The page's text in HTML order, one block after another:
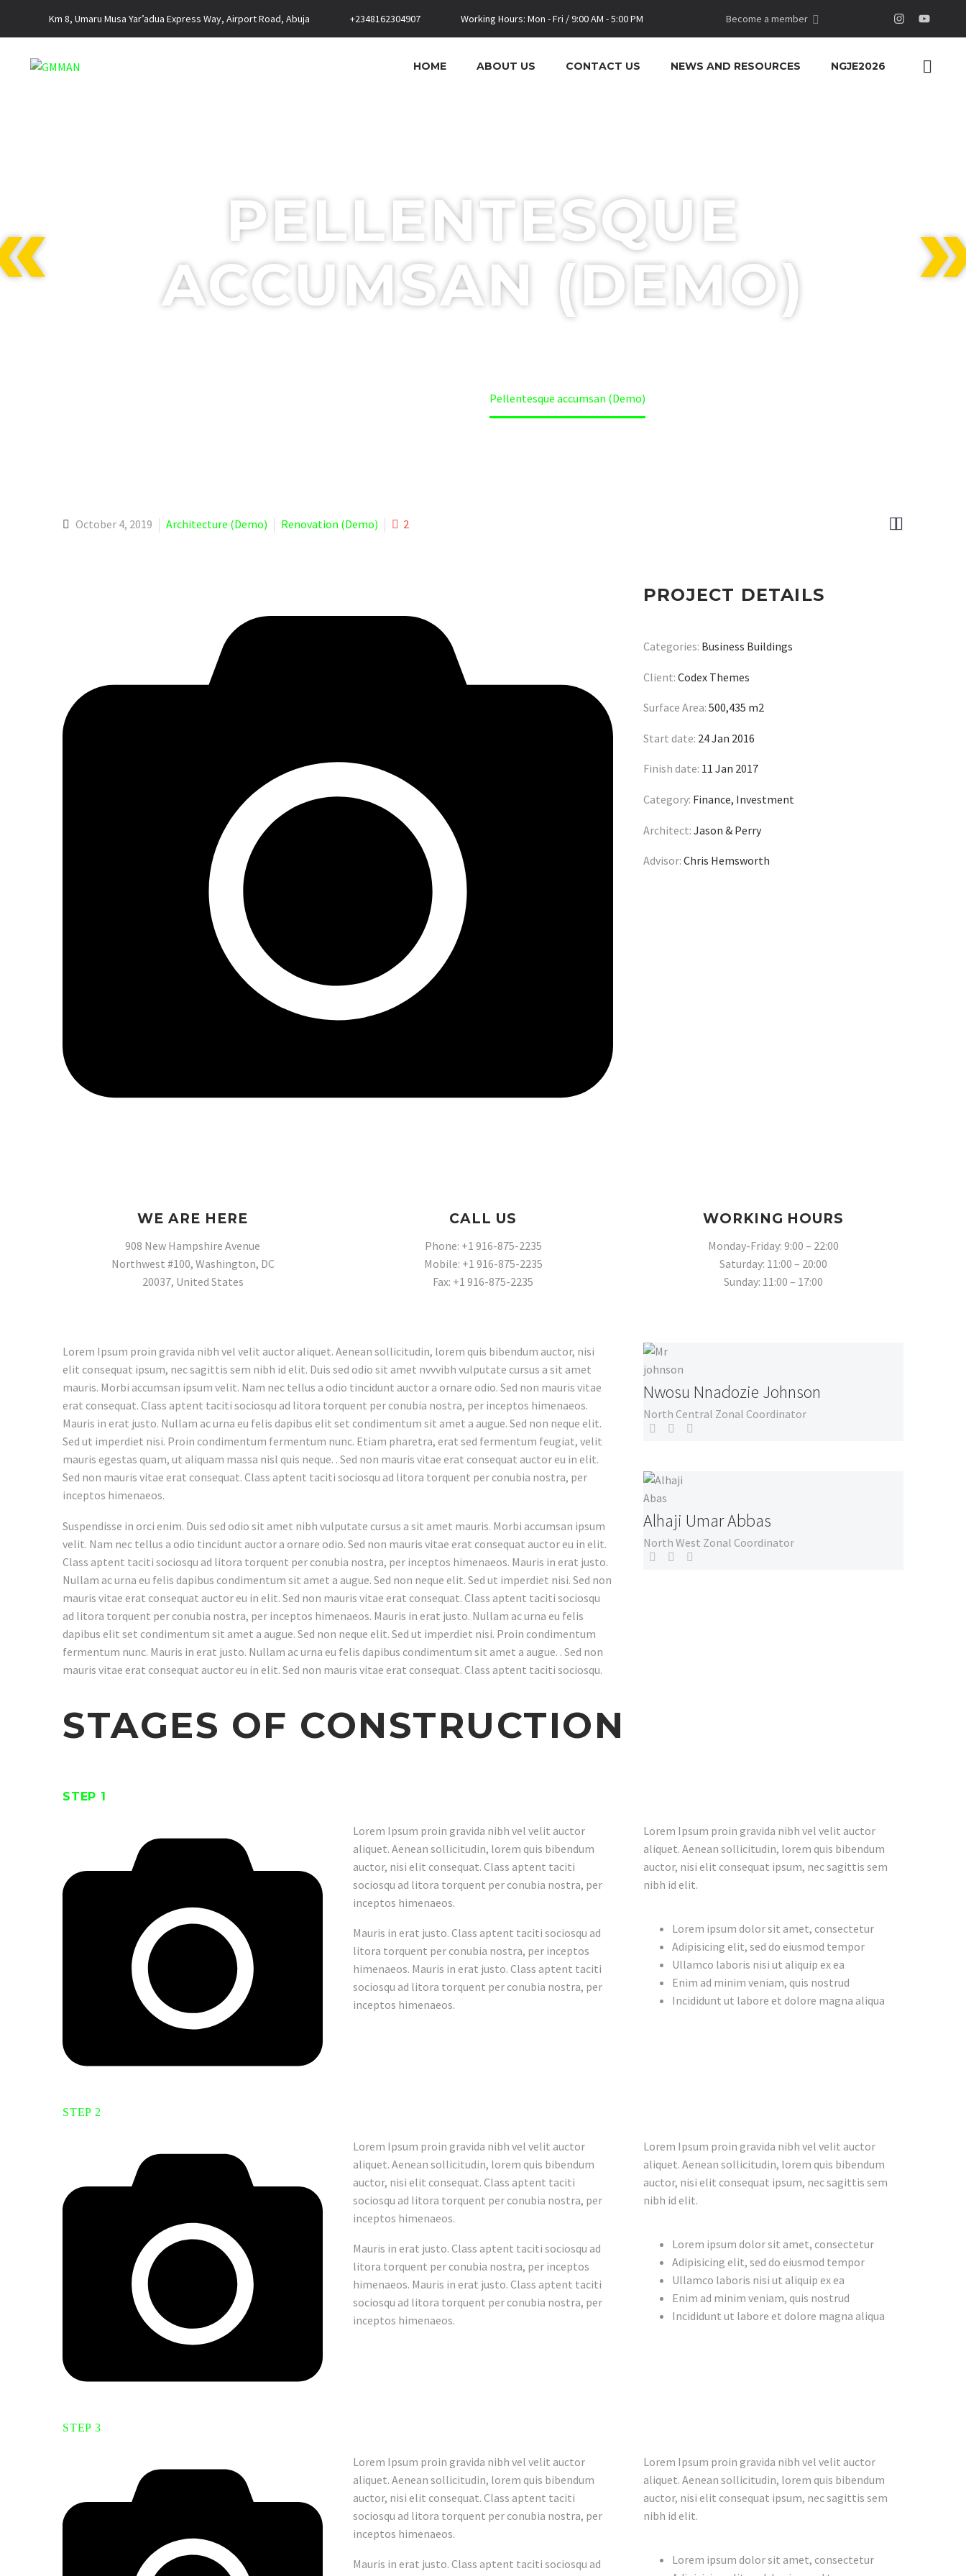
Km 8, Umaru Musa Yar’adua Express Way, Airport Road, Abuja +2348162304907 Working Hours: Mon - Fri / 9:00 AM - 5:00 PM Become a member
HOME ABOUT US CONTACT US NEWS AND RESOURCES NGJE2026
PELLENTESQUE
ACCUMSAN (DEMO)
Pellentesque accumsan (Demo)

October 4, 2019 Architecture (Demo) Renovation (Demo) 2
PROJECT DETAILS
Categories: Business Buildings
Client: Codex Themes
Surface Area: 500,435 m2
Start date: 24 Jan 2016
Finish date: 11 Jan 2017
Category: Finance, Investment
Architect: Jason & Perry
Advisor: Chris Hemsworth
WE ARE HERE
908 New Hampshire Avenue
Northwest #100, Washington, DC
20037, United States
CALL US
Phone: +1 916-875-2235
Mobile: +1 916-875-2235
Fax: +1 916-875-2235
WORKING HOURS
Monday-Friday: 9:00 – 22:00
Saturday: 11:00 – 20:00
Sunday: 11:00 – 17:00
Lorem Ipsum proin gravida nibh vel velit auctor aliquet. Aenean sollicitudin, lorem quis bibendum auctor, nisi
elit consequat ipsum, nec sagittis sem nibh id elit. Duis sed odio sit amet nvvvibh vulputate cursus a sit amet
mauris. Morbi accumsan ipsum velit. Nam nec tellus a odio tincidunt auctor a ornare odio. Sed non mauris vitae
erat consequat. Class aptent taciti sociosqu ad litora torquent per conubia nostra, per inceptos himenaeos.
Mauris in erat justo. Nullam ac urna eu felis dapibus elit set condimentum sit amet a augue. Sed non neque elit.
Sed ut imperdiet nisi. Proin condimentum fermentum nunc. Etiam pharetra, erat sed fermentum feugiat, velit
mauris egestas quam, ut aliquam massa nisl quis neque. . Sed non mauris vitae erat consequat auctor eu in elit.
Sed non mauris vitae erat consequat. Class aptent taciti sociosqu ad litora torquent per conubia nostra, per
inceptos himenaeos.
Suspendisse in orci enim. Duis sed odio sit amet nibh vulputate cursus a sit amet mauris. Morbi accumsan ipsum
velit. Nam nec tellus a odio tincidunt auctor a ornare odio. Sed non mauris vitae erat consequat auctor eu in elit.
Class aptent taciti sociosqu ad litora torquent per conubia nostra, per inceptos himenaeos. Mauris in erat justo.
Nullam ac urna eu felis dapibus condimentum sit amet a augue. Sed non neque elit. Sed ut imperdiet nisi. Sed non
mauris vitae erat consequat auctor eu in elit. Sed non mauris vitae erat consequat. Class aptent taciti sociosqu
ad litora torquent per conubia nostra, per inceptos himenaeos. Mauris in erat justo. Nullam ac urna eu felis
dapibus elit set condimentum sit amet a augue. Sed non neque elit. Sed ut imperdiet nisi. Proin condimentum
fermentum nunc. Mauris in erat justo. Nullam ac urna eu felis dapibus condimentum sit amet a augue. . Sed non
mauris vitae erat consequat auctor eu in elit. Sed non mauris vitae erat consequat. Class aptent taciti sociosqu.
Nwosu Nnadozie Johnson
North Central Zonal Coordinator
Alhaji Umar Abbas
North West Zonal Coordinator
STAGES OF CONSTRUCTION
STEP 1
Lorem Ipsum proin gravida nibh vel velit auctor
aliquet. Aenean sollicitudin, lorem quis bibendum
auctor, nisi elit consequat. Class aptent taciti
sociosqu ad litora torquent per conubia nostra, per
inceptos himenaeos.
Mauris in erat justo. Class aptent taciti sociosqu ad
litora torquent per conubia nostra, per inceptos
himenaeos. Mauris in erat justo. Class aptent taciti
sociosqu ad litora torquent per conubia nostra, per
inceptos himenaeos.
Lorem Ipsum proin gravida nibh vel velit auctor
aliquet. Aenean sollicitudin, lorem quis bibendum
auctor, nisi elit consequat ipsum, nec sagittis sem
nibh id elit.
Lorem ipsum dolor sit amet, consectetur
Adipisicing elit, sed do eiusmod tempor
Ullamco laboris nisi ut aliquip ex ea
Enim ad minim veniam, quis nostrud
Incididunt ut labore et dolore magna aliqua
STEP 2
Lorem Ipsum proin gravida nibh vel velit auctor
aliquet. Aenean sollicitudin, lorem quis bibendum
auctor, nisi elit consequat. Class aptent taciti
sociosqu ad litora torquent per conubia nostra, per
inceptos himenaeos.
Mauris in erat justo. Class aptent taciti sociosqu ad
litora torquent per conubia nostra, per inceptos
himenaeos. Mauris in erat justo. Class aptent taciti
sociosqu ad litora torquent per conubia nostra, per
inceptos himenaeos.
Lorem Ipsum proin gravida nibh vel velit auctor
aliquet. Aenean sollicitudin, lorem quis bibendum
auctor, nisi elit consequat ipsum, nec sagittis sem
nibh id elit.
Lorem ipsum dolor sit amet, consectetur
Adipisicing elit, sed do eiusmod tempor
Ullamco laboris nisi ut aliquip ex ea
Enim ad minim veniam, quis nostrud
Incididunt ut labore et dolore magna aliqua
STEP 3
Lorem Ipsum proin gravida nibh vel velit auctor
aliquet. Aenean sollicitudin, lorem quis bibendum
auctor, nisi elit consequat. Class aptent taciti
sociosqu ad litora torquent per conubia nostra, per
inceptos himenaeos.
Mauris in erat justo. Class aptent taciti sociosqu ad
Lorem Ipsum proin gravida nibh vel velit auctor
aliquet. Aenean sollicitudin, lorem quis bibendum
auctor, nisi elit consequat ipsum, nec sagittis sem
nibh id elit.
Lorem ipsum dolor sit amet, consectetur